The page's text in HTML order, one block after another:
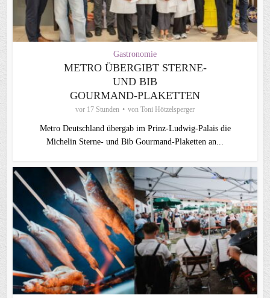
Gastronomie
METRO ÜBERGIBT STERNE-
UND BIB
GOURMAND‑PLAKETTEN
vor 17 Stunden von Toni Hötzelsperger
Metro Deutschland übergab im Prinz-Ludwig-Palais die
Michelin Sterne- und Bib Gourmand-Plaketten an...